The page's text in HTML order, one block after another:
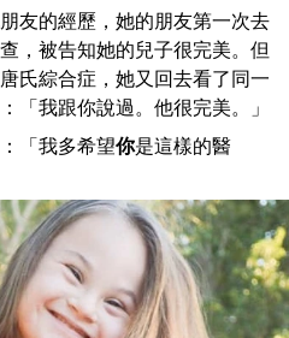
友的經歷，她的朋友第一次去
，被告知她的兒子很完美。但
氏綜合症，她又回去看了同一
「我跟你說過。他很完美。」
「我多希望你是這樣的醫